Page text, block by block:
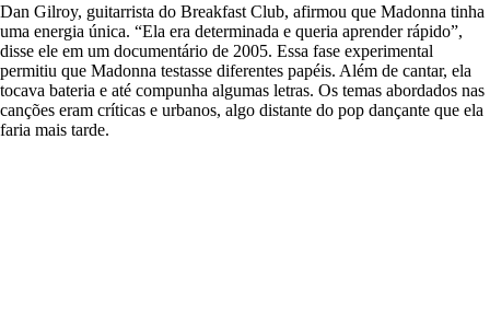
Dan Gilroy, guitarrista do Breakfast Club, afirmou que Madonna tinha
uma energia única. “Ela era determinada e queria aprender rápido”,
disse ele em um documentário de 2005. Essa fase experimental
permitiu que Madonna testasse diferentes papéis. Além de cantar, ela
tocava bateria e até compunha algumas letras. Os temas abordados nas
canções eram críticas e urbanos, algo distante do pop dançante que ela
faria mais tarde.